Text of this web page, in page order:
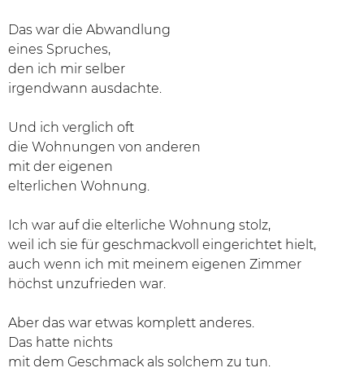
Das war die Abwandlung
eines Spruches,
den ich mir selber
irgendwann ausdachte.
Und ich verglich oft
die Wohnungen von anderen
mit der eigenen
elterlichen Wohnung.
Ich war auf die elterliche Wohnung stolz,
weil ich sie für geschmackvoll eingerichtet hielt,
auch wenn ich mit meinem eigenen Zimmer
höchst unzufrieden war.
Aber das war etwas komplett anderes.
Das hatte nichts
mit dem Geschmack als solchem zu tun.